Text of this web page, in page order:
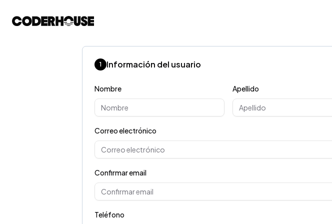
1 Información del usuario
Nombre Apellido
Correo electrónico
Confirmar email
Teléfono